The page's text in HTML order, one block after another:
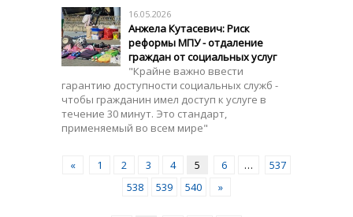
16.05.2026
Анжела Кутасевич: Риск
реформы МПУ - отдаление
граждан от социальных услуг
"Крайне важно ввести
гарантию доступности социальных служб -
чтобы гражданин имел доступ к услуге в
течение 30 минут. Это стандарт,
применяемый во всем мире"
« 1 2 3 4 5 6 …
537
538
539 540 »